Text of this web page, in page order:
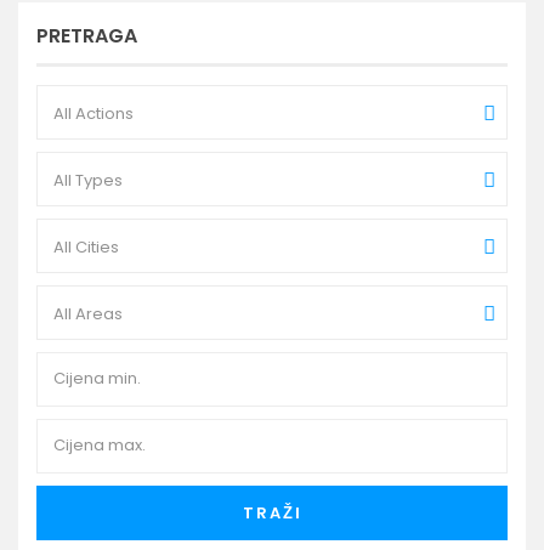
PRETRAGA
All Actions
All Types
All Cities
All Areas
TRAŽI